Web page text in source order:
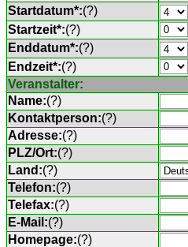
Startdatum*:(?)
Startzeit*:(?)
Enddatum*:(?)
Endzeit*:(?)
Veranstalter:
Name:(?)
Kontaktperson:(?)
Adresse:(?)
PLZ/Ort:(?)
Land:(?)
Telefon:(?)
Telefax:(?)
E-Mail:(?)
Homepage:(?)